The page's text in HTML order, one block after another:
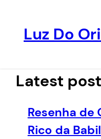
conteúdo
Luz Do
Latest
Resenha de
Rico da